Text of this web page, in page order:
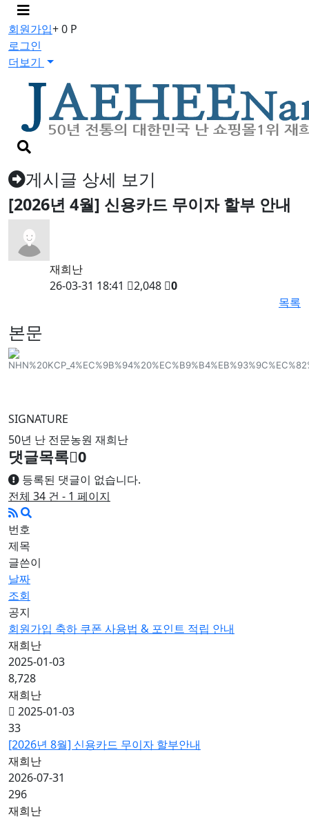
메
뉴
버
튼
회원가입+ 0 P
로그인
더보기
검
색
버
튼게시글 상세 보기
[2026년 4월] 신용카드 무이자 할부 안내
재희난
26-03-31 18:41
2,048
0
목록
본문
SIGNATURE
50년 난 전문농원 재희난
댓글목록 0
등록된 댓글이 없습니다.
전체 34 건 - 1 페이지
번호
제목
글쓴이
날짜
조회
공지
회원가입 축하 쿠폰 사용법 & 포인트 적립 안내
재희난
2025-01-03
8,728
재희난
2025-01-03
33
[2026년 8월] 신용카드 무이자 할부안내
재희난
2026-07-31
296
재희난